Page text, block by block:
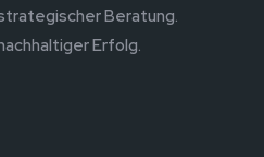
Beratung.
Erfolg.